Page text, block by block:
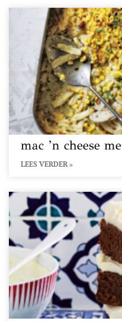
mac ’n cheese
LEES VERDER »